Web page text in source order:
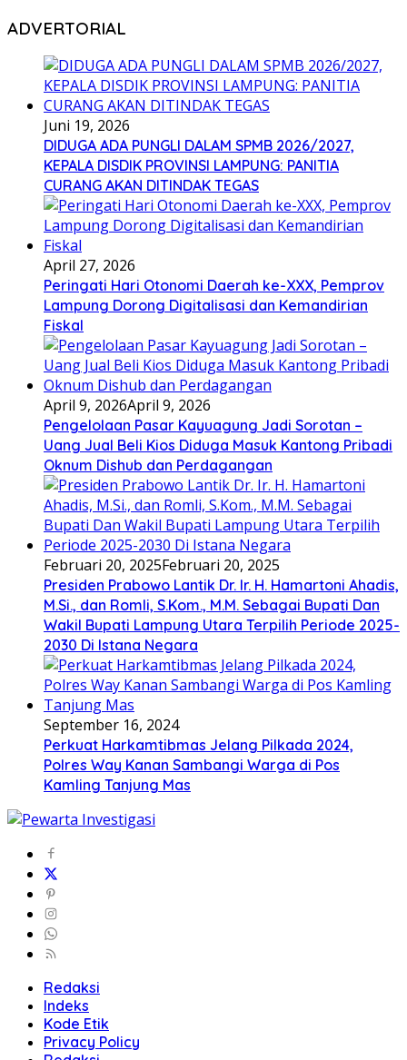
ADVERTORIAL
Juni 19, 2026
DIDUGA ADA PUNGLI DALAM SPMB 2026/2027,
KEPALA DISDIK PROVINSI LAMPUNG: PANITIA
CURANG AKAN DITINDAK TEGAS
April 27, 2026
Peringati Hari Otonomi Daerah ke-XXX, Pemprov
Lampung Dorong Digitalisasi dan Kemandirian
Fiskal
April 9, 2026April 9, 2026
Pengelolaan Pasar Kayuagung Jadi Sorotan –
Uang Jual Beli Kios Diduga Masuk Kantong Pribadi
Oknum Dishub dan Perdagangan
Februari 20, 2025Februari 20, 2025
Presiden Prabowo Lantik Dr. Ir. H. Hamartoni Ahadis,
M.Si., dan Romli, S.Kom., M.M. Sebagai Bupati Dan
Wakil Bupati Lampung Utara Terpilih Periode 2025-
2030 Di Istana Negara
September 16, 2024
Perkuat Harkamtibmas Jelang Pilkada 2024,
Polres Way Kanan Sambangi Warga di Pos
Kamling Tanjung Mas
Redaksi
Indeks
Kode Etik
Privacy Policy